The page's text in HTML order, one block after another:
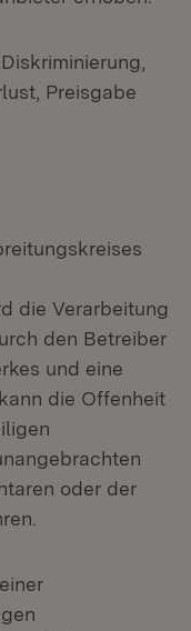
Preisgabe
die Verarbeitung
den Betreiber
und eine
die Offenheit
oder der